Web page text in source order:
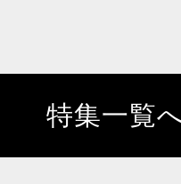
特集一覧